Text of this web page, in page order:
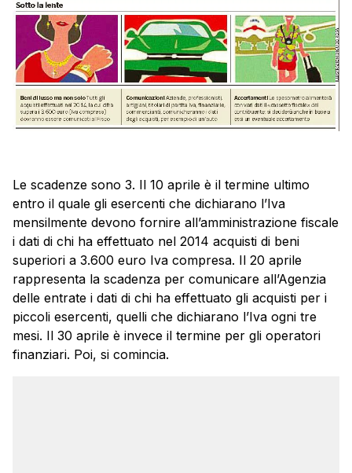
Le scadenze sono 3. Il 10 aprile è il termine ultimo
entro il quale gli esercenti che dichiarano l’Iva
mensilmente devono fornire all’amministrazione fiscale
i dati di chi ha effettuato nel 2014 acquisti di beni
superiori a 3.600 euro Iva compresa. Il 20 aprile
rappresenta la scadenza per comunicare all’Agenzia
delle entrate i dati di chi ha effettuato gli acquisti per i
piccoli esercenti, quelli che dichiarano l’Iva ogni tre
mesi. Il 30 aprile è invece il termine per gli operatori
finanziari. Poi, si comincia.